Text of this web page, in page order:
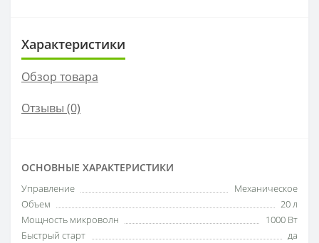
Характеристики
Обзор товара
Отзывы (0)
ОСНОВНЫЕ ХАРАКТЕРИСТИКИ
Управление
Механическое
Объем
20 л
Мощность микроволн
1000 Вт
Быстрый старт
да